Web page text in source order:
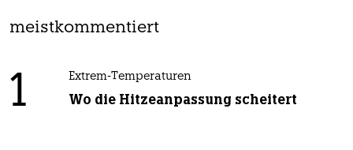
meistkommentiert
1 Extrem-Temperaturen
Wo die Hitzeanpassung scheitert